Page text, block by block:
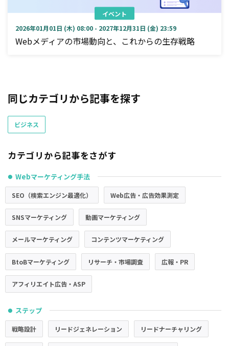
イベント
2026年01月01日 (木) 08:00 - 2027年12月31日 (金) 23:59
Webメディアの市場動向と、これからの生存戦略
同じカテゴリから記事を探す
ビジネス
カテゴリから記事をさがす
● Webマーケティング手法
SEO（検索エンジン最適化） Web広告・広告効果測定
SNSマーケティング 動画マーケティング
メールマーケティング コンテンツマーケティング
BtoBマーケティング リサーチ・市場調査 広報・PR
アフィリエイト広告・ASP
● ステップ
戦略設計 リードジェネレーション リードナーチャリング